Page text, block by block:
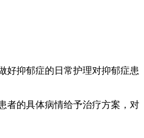
好抑郁症的日常护理对抑郁症患
的具体病情给予治疗方案，对